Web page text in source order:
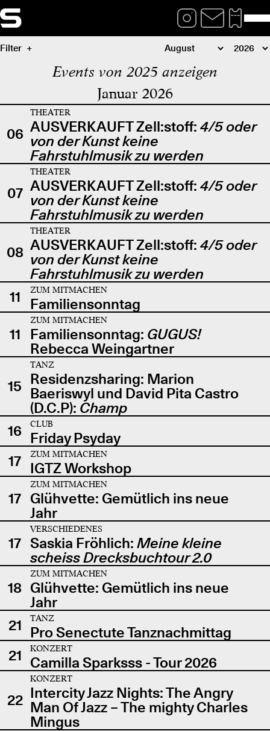
Filter
Events von 2025 anzeigen
Januar 2026
06
THEATER
AUSVERKAUFT Zell:stoff: 4/5 oder
von der Kunst keine
Fahrstuhlmusik zu werden
07
THEATER
AUSVERKAUFT Zell:stoff: 4/5 oder
von der Kunst keine
Fahrstuhlmusik zu werden
08
THEATER
AUSVERKAUFT Zell:stoff: 4/5 oder
von der Kunst keine
Fahrstuhlmusik zu werden
11
ZUM MITMACHEN
Familiensonntag
11
ZUM MITMACHEN
Familiensonntag: GUGUS!
Rebecca Weingartner
15
TANZ
Residenzsharing: Marion
Baeriswyl und David Pita Castro
(D.C.P): Champ
16
CLUB
Friday Psyday
17
ZUM MITMACHEN
IGTZ Workshop
17
ZUM MITMACHEN
Glühvette: Gemütlich ins neue
Jahr
17
VERSCHIEDENES
Saskia Fröhlich: Meine kleine
scheiss Drecksbuchtour 2.0
18
ZUM MITMACHEN
Glühvette: Gemütlich ins neue
Jahr
21
TANZ
Pro Senectute Tanznachmittag
21
KONZERT
Camilla Sparksss - Tour 2026
22
KONZERT
Intercity Jazz Nights: The Angry
Man Of Jazz – The mighty Charles
Mingus